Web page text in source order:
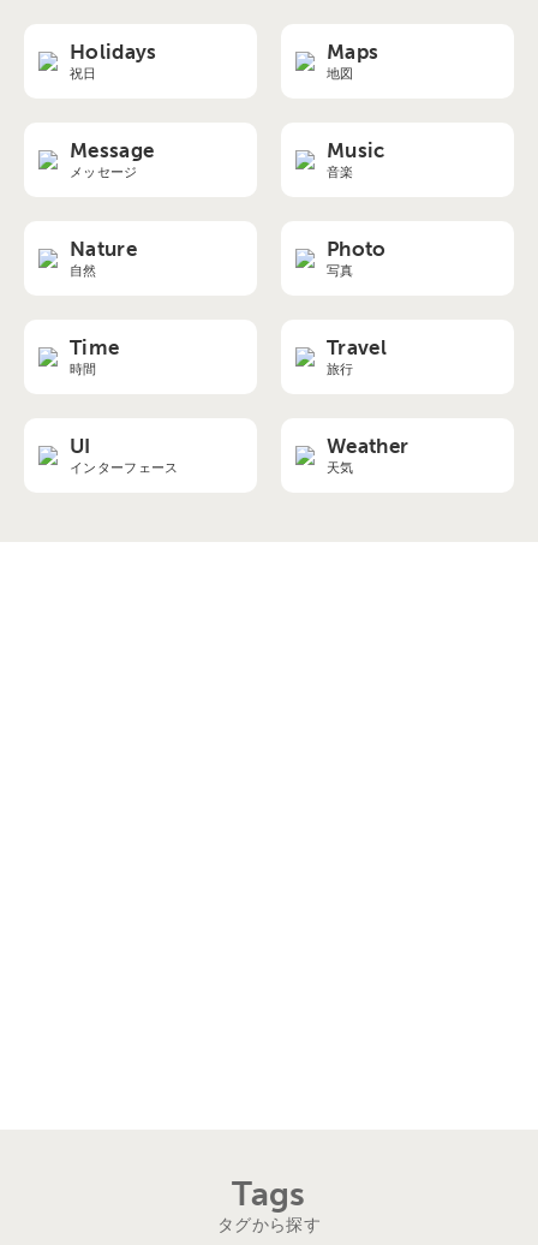
Holidays
祝日
Maps
地図
Message
メッセージ
Music
音楽
Nature
自然
Photo
写真
Time
時間
Travel
旅行
UI
インターフェース
Weather
天気
Tags
タグから探す